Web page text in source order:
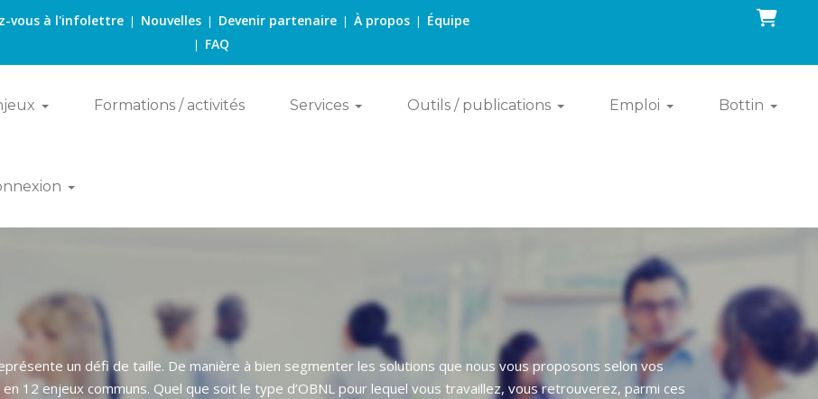
vous à l'infolettre| Nouvelles| Devenir partenaire| À propos| Équipe
| FAQ
Panier
Formations / activités Services Outils / publications Emploi Bottin
un défi de taille. De manière à bien segmenter les solutions que nous vous proposons selon vos
12 enjeux communs. Quel que soit le type d’OBNL pour lequel vous travaillez, vous retrouverez, parmi ces